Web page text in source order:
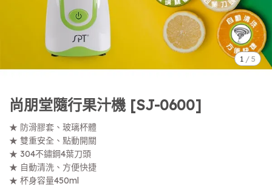
1 /5
尚朋堂隨行果汁機 [SJ-0600]
★ 防滑膠套、玻璃杯體
★ 雙重安全、點動開關
★ 304不鏽鋼4葉刀頭
★ 自動清洗、方便快捷
★ 杯身容量450ml